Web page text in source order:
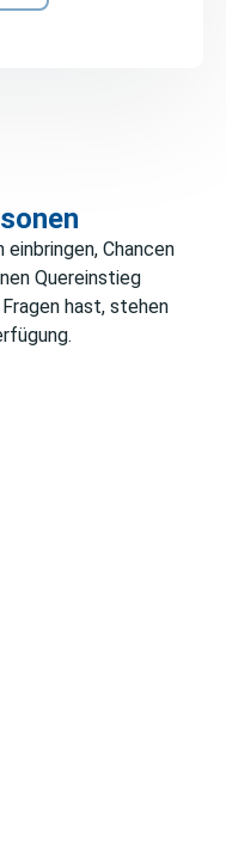
einbringen, Chancen
Quereinstieg
hast, stehen